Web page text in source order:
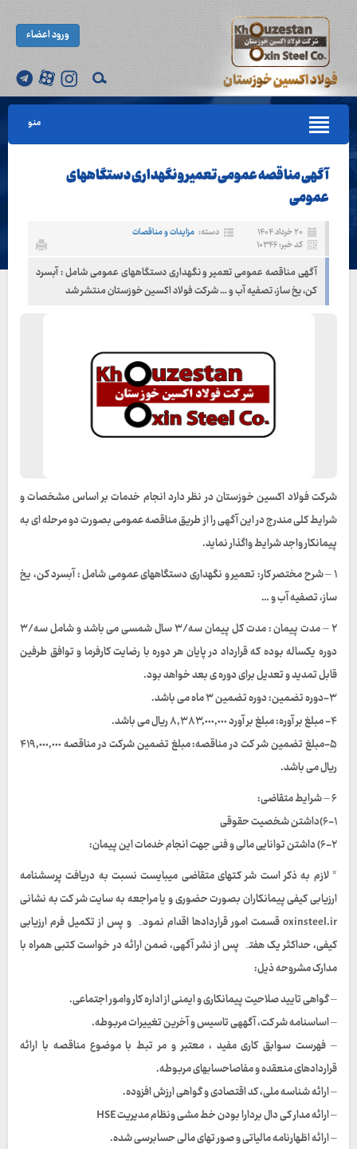
ورود اعضاء
منو
آگهی مناقصه عمومی تعمیر و نگهداری دستگاههای
عمومی
۲۰ خرداد ۱۴۰۴ دسته: مزایدات و مناقصات
کد خبر: ۱۰۳۴۶
آگهی مناقصه عمومی تعمیر و نگهداری دستگاههای عمومی شامل : آبسرد
کن، یخ ساز، تصفیه آب و … شرکت فولاد اکسین خوزستان منتشر شد
شرکت فولاد اکسین خوزستان در نظر دارد انجام خدمات بر اساس مشخصات و
شرایط کلی مندرج در این آگھی را از طریق مناقصه عمومی بصورت دو مرحله ای به
پیمانکار واجد شرایط واگذار نماید.
١ – شرح مختصر کار:
تعمیر و نگهداری دستگاههای عمومی شامل : آبسرد کن، یخ
ساز، تصفیه آب و …
٢ – مدت پیمان : مدت کل پیمان سه/٣ سال شمسی می باشد و شامل سه/٣
دوره یکساله بوده که قرارداد در پایان هر دوره با رضایت کارفرما و توافق طرفین
قابل تمدید و تعدیل برای دوره ی بعد خواهد بود.
٣-دوره تضمین: دوره تضمین ٣ ماه می باشد.
۴- مبلغ بر آوره: مبلغ بر آورد ٨,٣٨٣,٠٠٠,٠٠٠ ریال می باشد.
۵-مبلغ تضمین شر کت در مناقصه: مبلغ تضمین شرکت در مناقصه ۴١٩,٠٠٠,٠٠٠
ریال می باشد.
۶ – شرايط متقاضى:
١-۶)داشتن شخصیت حقوقی
٢-۶) داشتن توانایی مالی و فنی جهت انجام خدمات این پیمان:
* لازم به ذکر است شر کتهای متقاضی میبایست نسبت به دریافت پرسشنامه
ارزیابی کیفی پیمانکاران بصورت حضوری و یا مراجعه به سایت شر کت به نشانی
oxinsteel.ir قسمت امور قراردادها اقدام نمودہ و پس از تکمیل فرم ارزیابی
کیفی، حداکثر یک هفتہ پس از نشر آگھی، ضمن ارائه در خواست کتبی همراه با
مدارک مشروحه ذیل:
– گواهی تایید صلاحیت پیمانکاری و ایمنی از اداره کار وامور اجتماعی.
– اساسنامه شر کت، آگهھی تاسیس و آخرین تغییرات مربوطه.
– فهرست سوابق کاری مفید ، معتبر و مر تبط با موضوع مناقصه با ارائه
قراردادهای منعقده و مفاصاحسابهای مربوطه.
– ارائه شناسه ملی، کد اقتصادی و گواهی ارزش افزوده.
– ارائه مدار کی دال بردارا بودن خط مشى ونظام مديريت HSE
– ارائه اظهارنامه مالیاتی و صور تهای مالی حسابرسی شده.